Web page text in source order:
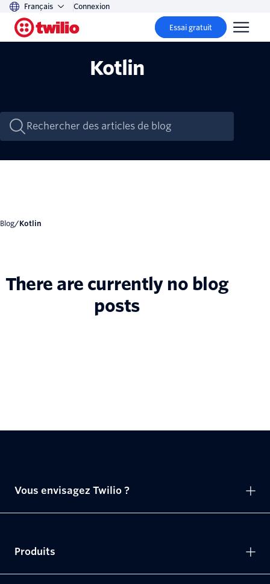
Français Connexion
Essai gratuit
Kotlin
Blog/ Kotlin
There are currently no blog
posts
Vous envisagez Twilio ?
Produits